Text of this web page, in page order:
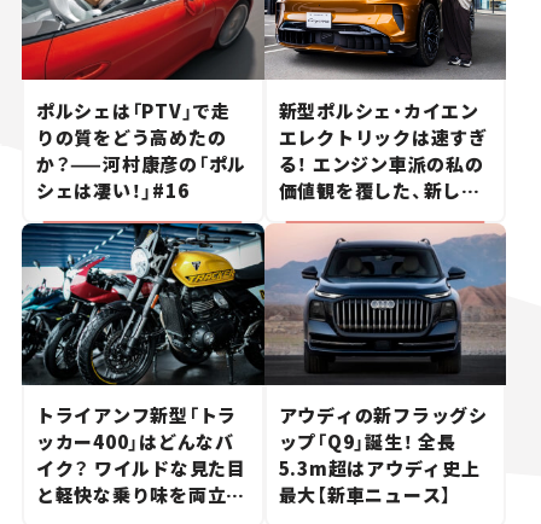
ポルシェは「PTV」で走
りの質をどう高めたの
か？——河村康彦の「ポル
シェは凄い！」#16
新型ポルシェ・カイエン
エレクトリックは速すぎ
る！ エンジン車派の私の
価値観を覆した、新しい
ポルシェの走り。
トライアンフ新型「トラ
ッカー400」はどんなバ
イク？ ワイルドな見た目
と軽快な乗り味を両立し
アウディの新フラッグシ
ップ「Q9」誕生！ 全長
5.3m超はアウディ史上
最大【新車ニュース】